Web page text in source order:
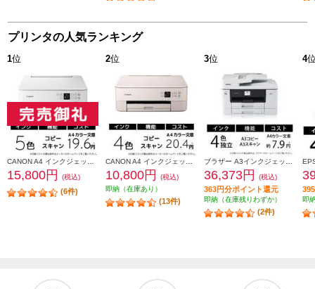
プリンタの人気ランキング
1位
15,800円 (税込)
(6件)
2位
10,800円
(税込)
即納（在庫あり）
(13件)
3位
36,373円 (税込)
363円分ポイント還元
即納（在庫残りわずか）
(2件)
4
即